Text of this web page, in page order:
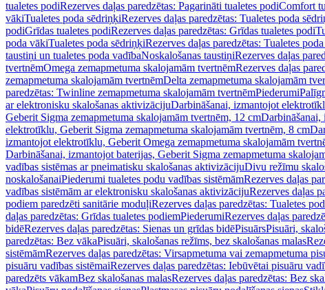
tualetes podiRezerves daļas paredzētas: Pagarināti tualetes podiComfort
vākiTualetes poda sēdriņķiRezerves daļas paredzētas: Tualetes poda
podiGrīdas tualetes podiRezerves daļas paredzētas: Grīdas tualetes podi
poda vākiTualetes poda sēdriņķiRezerves daļas paredzētas: Tualetes
taustiņi un tualetes poda vadībaNoskalošanas taustiņiRezerves daļas
tvertnēmOmega zemapmetuma skalojamām tvertnēmRezerves daļas
zemapmetuma skalojamām tvertnēmDelta zemapmetuma skalojamām
paredzētas: Twinline zemapmetuma skalojamām tvertnēmPiederumi
ar elektronisku skalošanas aktivizācijuDarbināšanai, izmantojot
Geberit Sigma zemapmetuma skalojamām tvertnēm, 12 cmDarbināšanai,
elektrotīklu, Geberit Sigma zemapmetuma skalojamām tvertnēm, 8 cm
izmantojot elektrotīklu, Geberit Omega zemapmetuma skalojamām
Darbināšanai, izmantojot baterijas, Geberit Sigma zemapmetuma
vadības sistēmas ar pneimatisku skalošanas aktivizācijuDivu režīmu
noskalošanaiPiederumi tualetes podu vadības sistēmāmRezerves daļas
vadības sistēmām ar elektronisku skalošanas aktivizācijuRezerves daļas
podiem paredzēti sanitārie moduļiRezerves daļas paredzētas: Tualetes
daļas paredzētas: Grīdas tualetes podiemPiederumiRezerves daļas
bidēRezerves daļas paredzētas: Sienas un grīdas bidēPisuārsPisuāri,
paredzētas: Bez vākaPisuāri, skalošanas režīms, bez skalošanas malas
sistēmāmRezerves daļas paredzētas: Virsapmetuma vai zemapmetuma
pisuāru vadības sistēmaiRezerves daļas paredzētas: Iebūvētai pisuāru
paredzēts vākamBez skalošanas malasRezerves daļas paredzētas: Bez